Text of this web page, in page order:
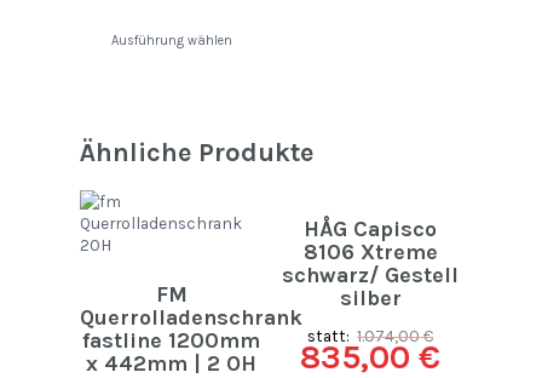
Ausführung wählen
Ähnliche Produkte
FM
Querrolladenschrank
fastline 1200mm
x 442mm | 2 OH
HÅG Capisco
8106 Xtreme
schwarz/ Gestell
silber
statt: 1.074,00€
835,00€